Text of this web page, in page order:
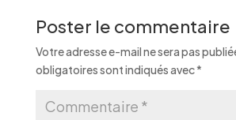
Poster le commentaire
Votre adresse e-mail ne sera pas
obligatoires sont indiqués avec*